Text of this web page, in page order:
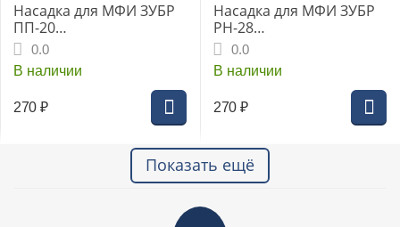
Насадка для МФИ ЗУБР
ПП-20
«ПРОФЕССИОНАЛ»,
20x40мм, (У8А), прямая
пильная насадка по
дереву, пластику, OIS
(15565-20)
0.0
В наличии
270 ₽
Насадка для МФИ ЗУБР
РН-28
«ПРОФЕССИОНАЛ»,
28x50мм, (У8А),
удлинённая, резак-
насадка, OIS (15569-28)
0.0
В наличии
270 ₽
Показать ещё